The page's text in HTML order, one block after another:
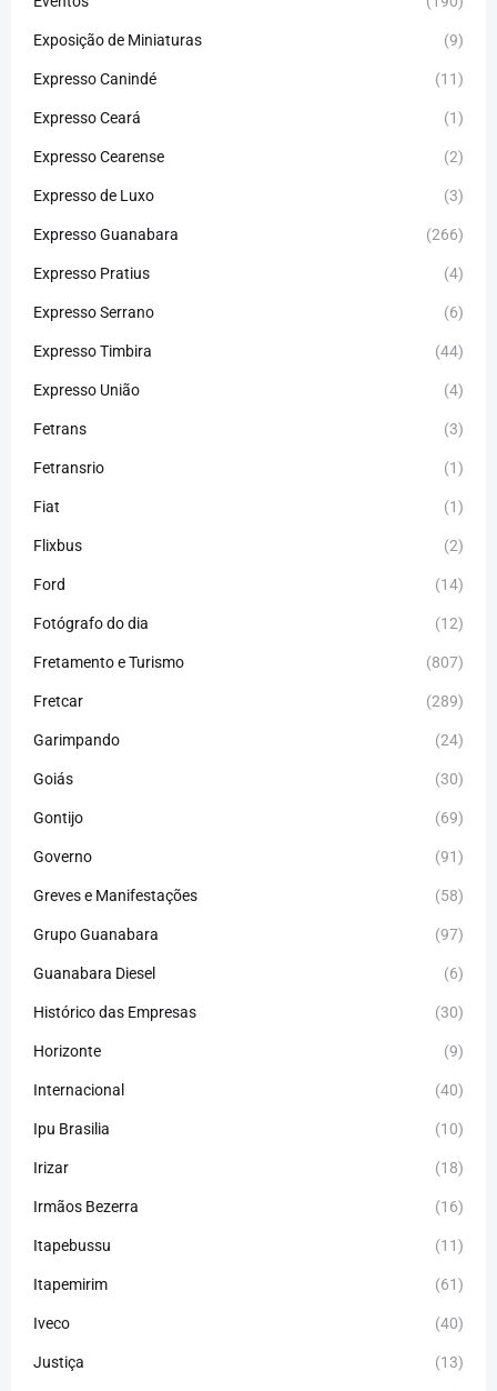
Exposição de Miniaturas (9)
Expresso Canindé (11)
Expresso Ceará (1)
Expresso Cearense (2)
Expresso de Luxo (3)
Expresso Guanabara (266)
Expresso Pratius (4)
Expresso Serrano (6)
Expresso Timbira (44)
Expresso União (4)
Fetrans (3)
Fetransrio (1)
Fiat (1)
Flixbus (2)
Ford (14)
Fotógrafo do dia (12)
Fretamento e Turismo (807)
Fretcar (289)
Garimpando (24)
Goiás (30)
Gontijo (69)
Governo (91)
Greves e Manifestações (58)
Grupo Guanabara (97)
Guanabara Diesel (6)
Histórico das Empresas (30)
Horizonte (9)
Internacional (40)
Ipu Brasilia (10)
Irizar (18)
Irmãos Bezerra (16)
Itapebussu (11)
Itapemirim (61)
Iveco (40)
Justiça (13)